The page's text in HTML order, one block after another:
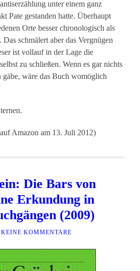
unter einem ganz
Pate gestanden hatte. Überhaupt
Orte besser chronologisch als
Das schmälert aber das Vergnügen
ist vollauf in der Lage die
zu schließen. Wenn es gar nichts
gäbe, wäre das Buch womöglich
Amazon am 13. Juli 2012)
Die Bars von
Erkundung in
(2009)
KEINE KOMMENTARE